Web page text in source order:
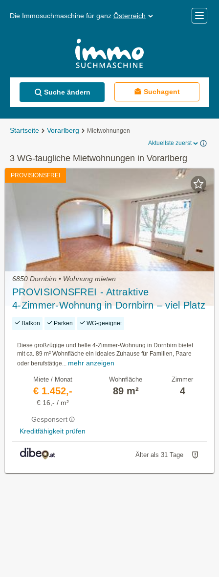
Die Immosuchmaschine für ganz Österreich
Menü
Suche ändern Suchagent
Startseite Vorarlberg
Mietwohnungen
Aktuellste zuerst
3 WG-taugliche Mietwohnungen in Vorarlberg
PROVISIONSFREI
6850 Dornbirn • Wohnung mieten
PROVISIONSFREI - Attraktive
4‑Zimmer‑Wohnung in Dornbirn – viel Platz
& gute Lage
Balkon Parken WG-geeignet
Diese großzügige und helle 4‑Zimmer‑Wohnung in Dornbirn bietet
mit ca. 89 m² Wohnfläche ein ideales Zuhause für Familien, Paare
oder berufstätige...
mehr anzeigen
Miete / Monat
€ 1.452,-
€ 16,- / m²
Gesponsert
Kreditfähigkeit prüfen
Wohnfläche
89 m²
Zimmer
4
Älter als 31 Tage